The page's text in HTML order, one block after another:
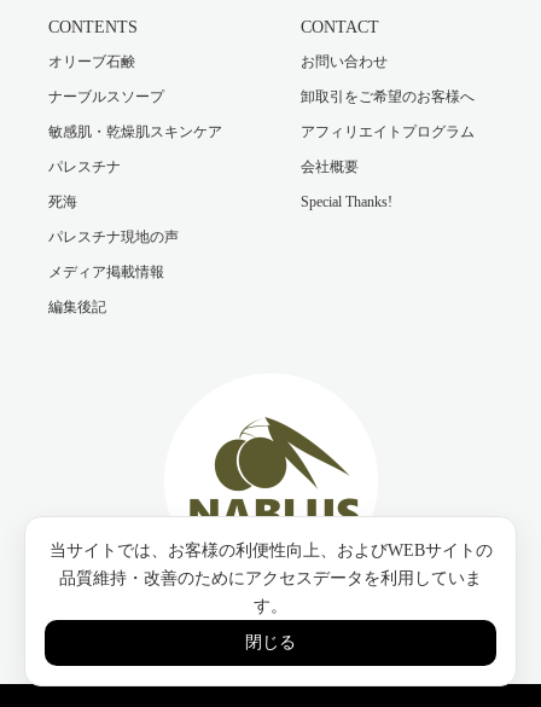
CONTENTS
オリーブ石鹸
ナーブルスソープ
敏感肌・乾燥肌スキンケア
パレスチナ
死海
パレスチナ現地の声
メディア掲載情報
編集後記
CONTACT
お問い合わせ
卸取引をご希望のお客様へ
アフィリエイトプログラム
会社概要
Special Thanks!
TwitterFacebookInstagram
当サイトでは、お客様の利便性向上、およびWEBサイトの
品質維持・改善のためにアクセスデータを利用していま
す。
閉じる